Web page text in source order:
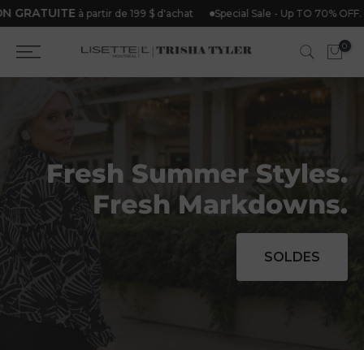
Aller
au
à partir de 199 $ d'achat Special Sale - Up TO 70% OFF.
0
Fresh Summer Styles.
Fresh Markdowns.
SOLDES